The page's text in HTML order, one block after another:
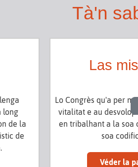
Tà'n
long
de la
de
Las
Lo Congrès qu'a per
vitalitat e au
en tribalhant a la soa
soa
Véder la